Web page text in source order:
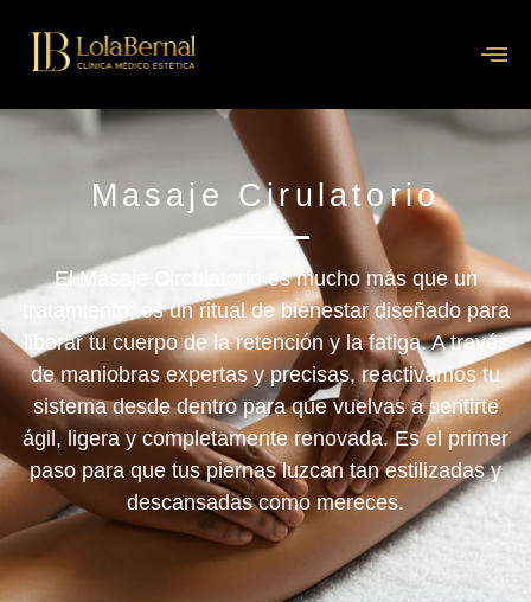
Masaje Cirulatorio
ElMasaje Circulatorio
es mucho más que un
tratamiento; es un ritual de bienestar diseñado para
liberar tu cuerpo de la retención y la fatiga. A través
de maniobras expertas y precisas, reactivamos tu
sistema desde dentro para que vuelvas a sentirte
ágil, ligera y completamente renovada. Es el primer
paso para que tus piernas luzcan tan estilizadas y
descansadas como mereces.